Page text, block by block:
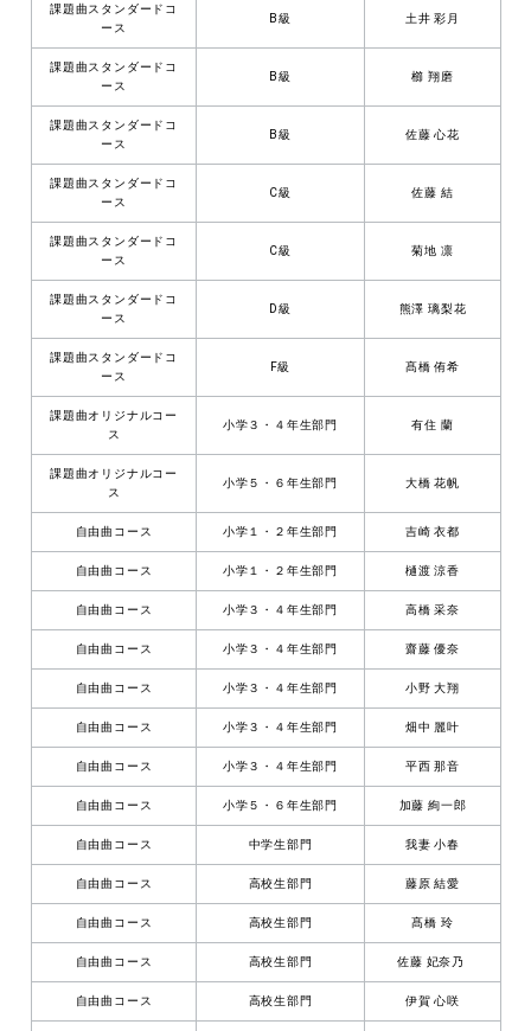
課題曲スタンダードコ
ース
B級 土井 彩月
課題曲スタンダードコ
ース
B級 櫛 翔磨
課題曲スタンダードコ
ース
B級 佐藤 心花
課題曲スタンダードコ
ース
C級 佐藤 結
課題曲スタンダードコ
ース
C級 菊地 凛
課題曲スタンダードコ
ース
D級 熊澤 璃梨花
課題曲スタンダードコ
ース
F級 髙橋 侑希
課題曲オリジナルコー
ス
小学３・４年生部門 有住 蘭
課題曲オリジナルコー
ス
小学５・６年生部門 大橋 花帆
自由曲コース 小学１・２年生部門 吉崎 衣都
自由曲コース 小学１・２年生部門 樋渡 涼香
自由曲コース 小学３・４年生部門 高橋 采奈
自由曲コース 小学３・４年生部門 齋藤 優奈
自由曲コース 小学３・４年生部門 小野 大翔
自由曲コース 小学３・４年生部門 畑中 麗叶
自由曲コース 小学３・４年生部門 平西 那音
自由曲コース 小学５・６年生部門 加藤 絢一郎
自由曲コース 中学生部門 我妻 小春
自由曲コース 高校生部門 藤原 結愛
自由曲コース 高校生部門 髙橋 玲
自由曲コース 高校生部門 佐藤 妃奈乃
自由曲コース 高校生部門 伊賀 心咲